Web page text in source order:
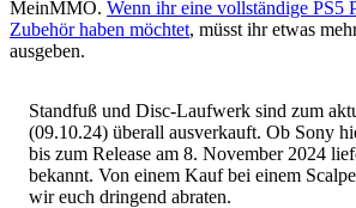
MeinMMO. Wenn ihr eine vollständige PS5
Zubehör haben möchtet, müsst ihr etwas
ausgeben.
Standfuß und Disc-Laufwerk sind zum
(09.10.24) überall ausverkauft. Ob Sony
bis zum Release am 8. November 2024
bekannt. Von einem Kauf bei einem
wir euch dringend abraten.